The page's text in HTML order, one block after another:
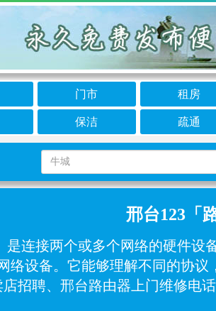
门市 租房
保洁 疏通
邢台123「
是连接两个或多个网络的硬件
络设备。它能够理解不同的协
招聘、邢台路由器上门维修电